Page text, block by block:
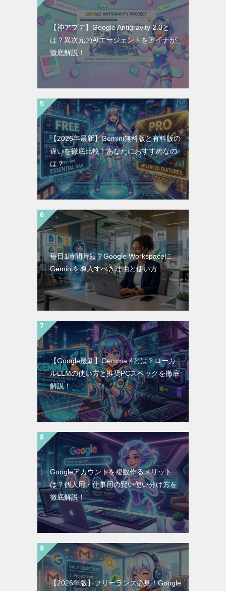
【神アプデ】Google Antigravity 2.0と
は？異次元のAIエージェントをアイナが
徹底解説！
【2026年最新】Gemini無料版と有料版の
違いを徹底比較！あなたにおすすめなの
は？
毎日1時間時短？Google Workspaceに
Geminiを導入すべき理由と使い方
【Google最新】Gemma 4とは？ローカ
ルLLMの使い方と推奨PCスペックを徹底
解説！
Googleアカウントを複数作るメリット
は？個人用・仕事用の賢い使い分け方を
徹底解説！
【2026年版】フリーランス必見！Google